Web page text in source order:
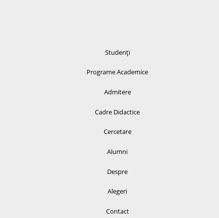
Studenți
Programe Academice
Admitere
Cadre Didactice
Cercetare
Alumni
Despre
Alegeri
Contact